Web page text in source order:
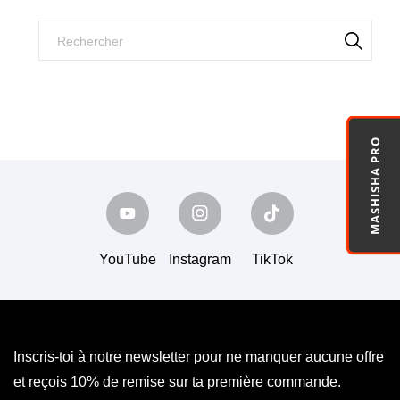
MASHISHA PRO
YouTube Instagram TikTok
Inscris-toi à notre newsletter pour ne manquer aucune offre
et reçois 10% de remise sur ta première commande.